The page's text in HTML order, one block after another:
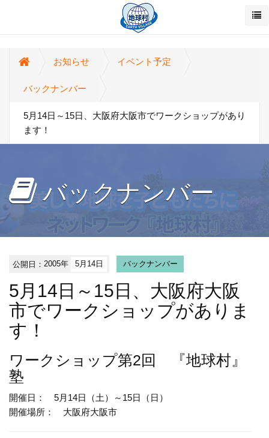
お知らせ イベント予定
バックナンバー
5月14日～15日、大阪府大阪市でワークショップがあり
ます！
バックナンバー
公開日：2005年 5月14日 バックナンバー
5月14日～15日、大阪府大阪
市でワークショップがありま
す！
ワークショップ第2回 『地球村』
塾
開催日： 5月14日（土）～15日（日）
開催場所： 大阪府大阪市